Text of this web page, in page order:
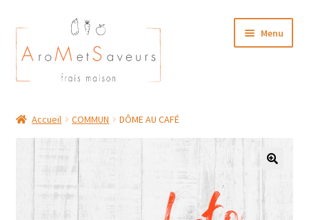
Aller
à
la
navigation
Aller
au
contenu
Menu
Plat du Jour/ Menu Week end
NOS BOUTIQUES
Accueil COMMUN DÔME AU CAFÉ